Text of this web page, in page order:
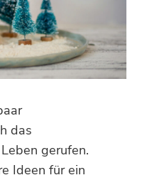
das
gerufen.
Ideen für ein